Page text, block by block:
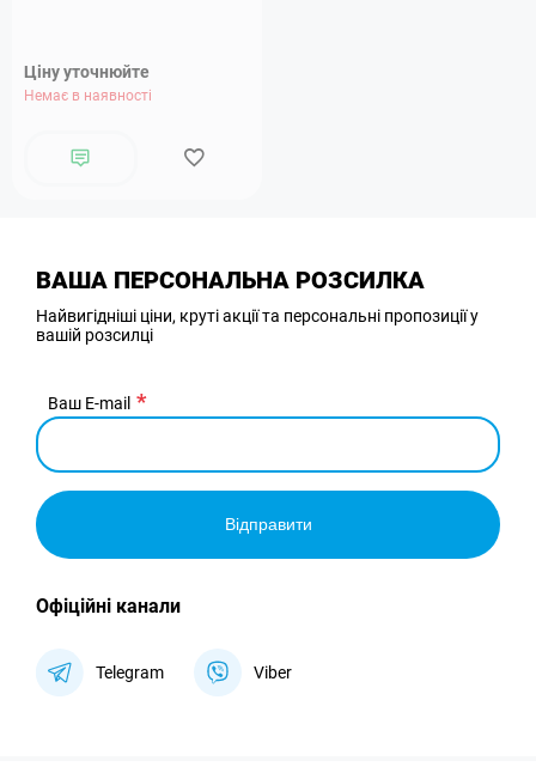
Ціну уточнюйте
Немає в наявності
ВАША ПЕРСОНАЛЬНА РОЗСИЛКА
Найвигідніші ціни, круті акції та персональні пропозиції у
вашій розсилці
Ваш E-mail
Відправити
Офіційні канали
Telegram Viber